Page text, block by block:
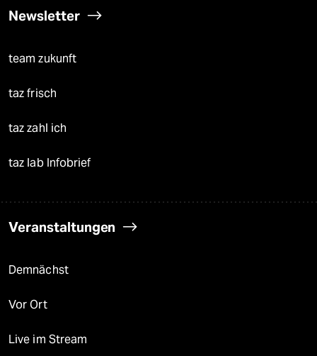
Newsletter
team zukunft
taz frisch
taz zahl ich
taz lab Infobrief
Veranstaltungen
Demnächst
Vor Ort
Live im Stream